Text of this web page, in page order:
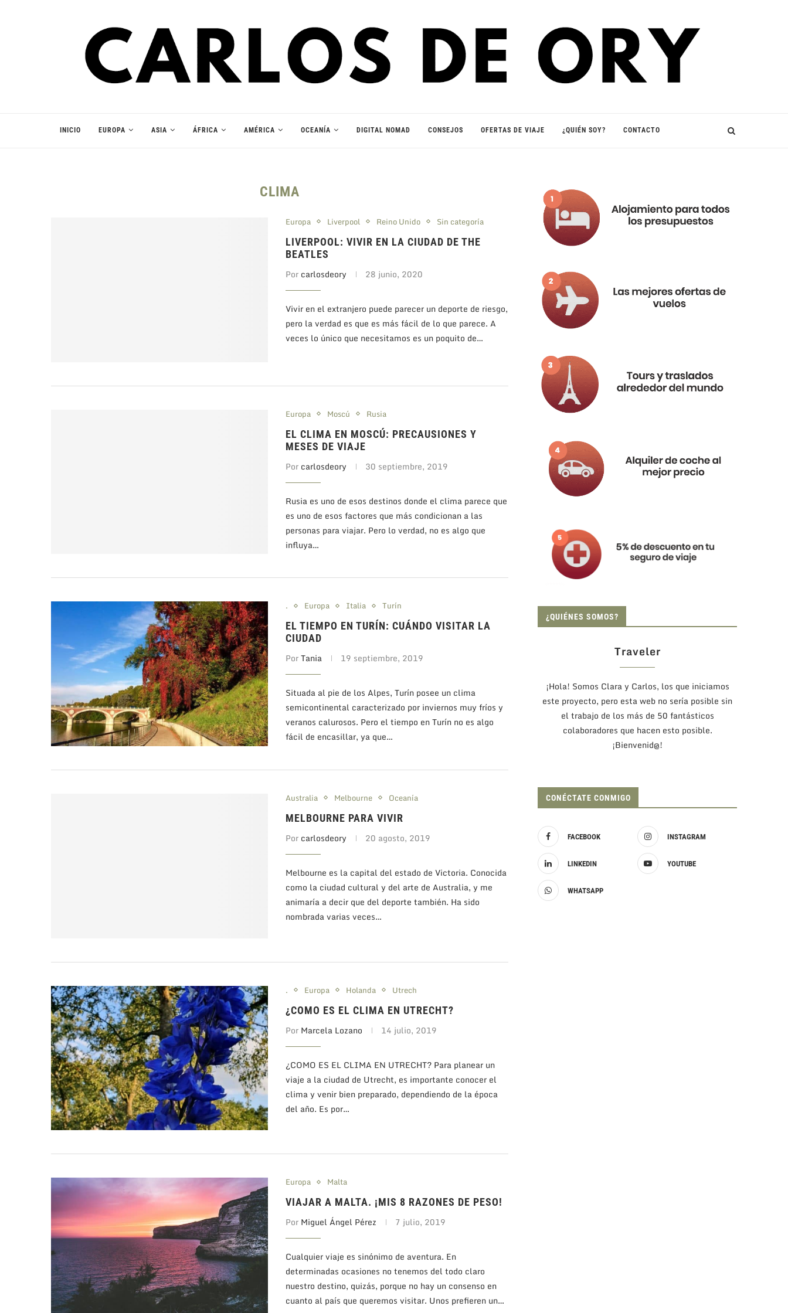
INICIO EUROPA ASIA ÁFRICA AMÉRICA OCEANÍA DIGITAL NOMAD CONSEJOS OFERTAS DE VIAJE ¿QUIÉN SOY? CONTACTO
CLIMA
Europa Liverpool Reino Unido Sin categoría
LIVERPOOL: VIVIR EN LA CIUDAD DE THE
BEATLES
Por carlosdeory 28 junio, 2020
Vivir en el extranjero puede parecer un deporte de riesgo,
pero la verdad es que es más fácil de lo que parece. A
veces lo único que necesitamos es un poquito de…
Europa Moscú Rusia
EL CLIMA EN MOSCÚ: PRECAUSIONES Y
MESES DE VIAJE
Por carlosdeory 30 septiembre, 2019
Rusia es uno de esos destinos donde el clima parece que
es uno de esos factores que más condicionan a las
personas para viajar. Pero lo verdad, no es algo que
influya…
. Europa Italia Turín
EL TIEMPO EN TURÍN: CUÁNDO VISITAR LA
CIUDAD
PorTania 19 septiembre, 2019
Situada al pie de los Alpes, Turín posee un clima
semicontinental caracterizado por inviernos muy fríos y
veranos calurosos. Pero el tiempo en Turín no es algo
fácil de encasillar, ya que…
Australia Melbourne Oceanía
MELBOURNE PARA VIVIR
Por carlosdeory 20 agosto, 2019
Melbourne es la capital del estado de Victoria. Conocida
como la ciudad cultural y del arte de Australia, y me
animaría a decir que del deporte también. Ha sido
nombrada varias veces…
. Europa Holanda Utrech
¿COMO ES EL CLIMA EN UTRECHT?
Por Marcela Lozano 14 julio, 2019
¿COMO ES EL CLIMA EN UTRECHT? Para planear un
viaje a la ciudad de Utrecht, es importante conocer el
clima y venir bien preparado, dependiendo de la época
del año. Es por…
Europa Malta
VIAJAR A MALTA. ¡MIS 8 RAZONES DE PESO!
Por Miguel Ángel Pérez 7 julio, 2019
Cualquier viaje es sinónimo de aventura. En
determinadas ocasiones no tenemos del todo claro
nuestro destino, quizás, porque no hay un consenso en
cuanto al país que queremos visitar. Unos prefieren un…
¿QUIÉNES SOMOS?
Traveler
¡Hola! Somos Clara y Carlos, los que iniciamos
este proyecto, pero esta web no sería posible sin
el trabajo de los más de 50 fantásticos
colaboradores que hacen esto posible.
¡Bienvenid@!
CONÉCTATE CONMIGO
FACEBOOK INSTAGRAM
LINKEDIN YOUTUBE
WHATSAPP